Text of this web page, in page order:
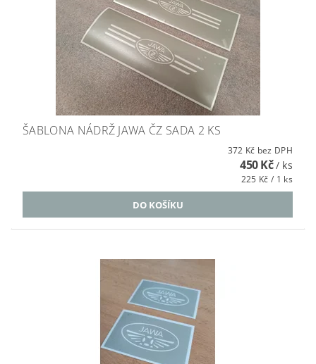
ŠABLONA NÁDRŽ JAWA ČZ SADA 2 KS
372 Kč bez DPH
450 Kč/ ks
225 Kč / 1 ks